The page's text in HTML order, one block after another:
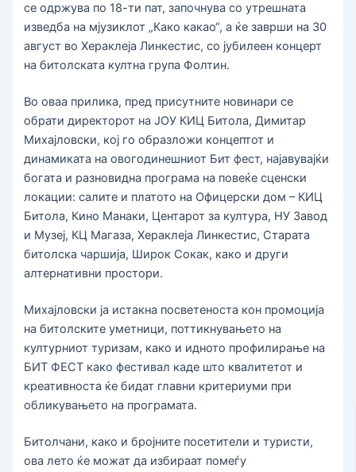
се одржува по 18-ти пат, започнува со утрешната
изведба на мјузиклот „Како какао“, а ќе заврши на 30
август во Хераклеја Линкестис, со јубилеен концерт
на битолската култна група Фолтин.
Во оваа прилика, пред присутните новинари се
обрати директорот на ЈОУ КИЦ Битола, Димитар
Михајловски, кој го образложи концептот и
динамиката на овогодинешниот Бит фест, најавувајќи
богата и разновидна програма на повеќе сценски
локации: салите и платото на Офицерски дом – КИЦ
Битола, Кино Манаки, Центарот за култура, НУ Завод
и Музеј, КЦ Магаза, Хераклеја Линкестис, Старата
битолска чаршија, Широк Сокак, како и други
алтернативни простори.
Михајловски ја истакна посветеноста кон промоција
на битолските уметници, поттикнувањето на
културниот туризам, како и идното профилирање на
БИТ ФЕСТ како фестивал каде што квалитетот и
креативноста ќе бидат главни критериуми при
обликувањето на програмата.
Битолчани, како и бројните посетители и туристи,
ова лето ќе можат да избираат помеѓу